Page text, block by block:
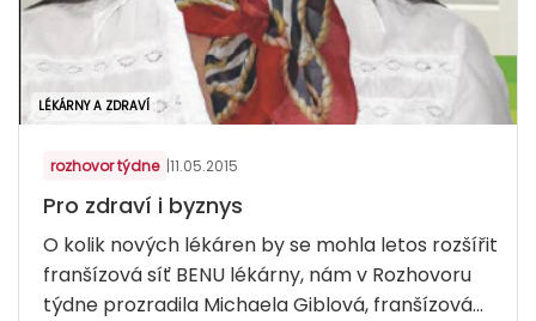
LÉKÁRNY A ZDRAVÍ
rozhovor týdne |11.05.2015
Pro zdraví i byznys
O kolik nových lékáren by se mohla letos rozšířit
franšízová síť BENU lékárny, nám v Rozhovoru
týdne prozradila Michaela Giblová, franšízová...